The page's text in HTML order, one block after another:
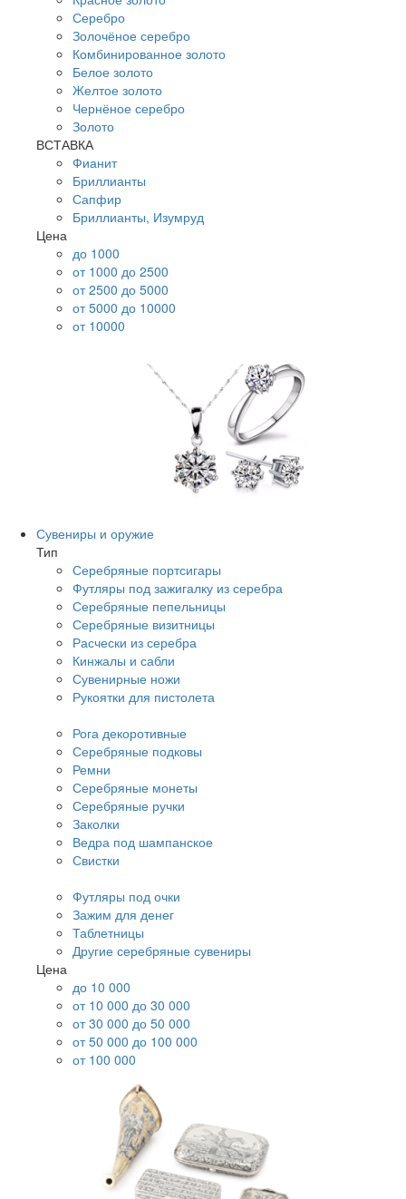
Серебро
Золочёное серебро
Комбинированное золото
Белое золото
Желтое золото
Чернёное серебро
Золото
ВСТАВКА
Фианит
Бриллианты
Сапфир
Бриллианты, Изумруд
Цена
до 1000
от 1000 до 2500
от 2500 до 5000
от 5000 до 10000
от 10000
Сувениры и оружие
Тип
Серебряные портсигары
Футляры под зажигалку из серебра
Серебряные пепельницы
Серебряные визитницы
Расчески из серебра
Кинжалы и сабли
Сувенирные ножи
Рукоятки для пистолета
Рога декоротивные
Серебряные подковы
Ремни
Серебряные монеты
Серебряные ручки
Заколки
Ведра под шампанское
Свистки
Футляры под очки
Зажим для денег
Таблетницы
Другие серебряные сувениры
Цена
до 10 000
от 10 000 до 30 000
от 30 000 до 50 000
от 50 000 до 100 000
от 100 000